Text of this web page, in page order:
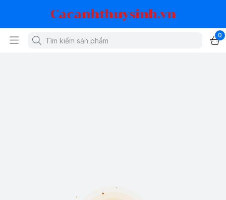
Cacanhthuysinh.vn
0